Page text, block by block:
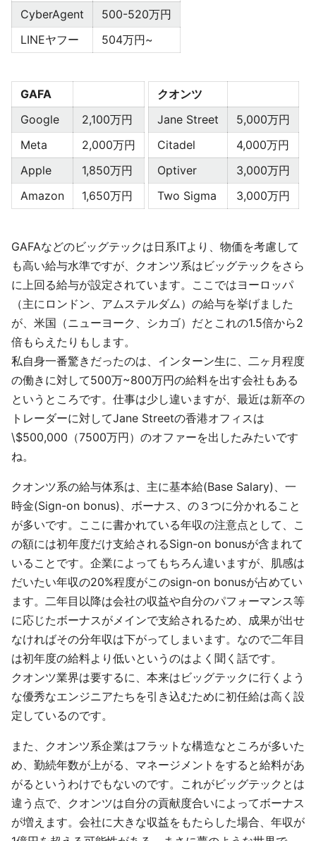
CyberAgent
500-520万円
LINEヤフー
504万円~
GAFA
Google
2,100万円
Meta
2,000万円
Apple
1,850万円
Amazon
1,650万円
クオンツ
Jane Street
5,000万円
Citadel
4,000万円
Optiver
3,000万円
Two Sigma
3,000万円
GAFAなどのビッグテックは日系ITより、物価を考慮して
も高い給与水準ですが、クオンツ系はビッグテックをさら
に上回る給与が設定されています。ここではヨーロッパ
（主にロンドン、アムステルダム）の給与を挙げました
が、米国（ニューヨーク、シカゴ）だとこれの1.5倍から2
倍もらえたりもします。
私自身一番驚きだったのは、インターン生に、二ヶ月程度
の働きに対して500万~800万円の給料を出す会社もある
というところです。仕事は少し違いますが、最近は新卒の
トレーダーに対してJane Streetの香港オフィスは
\$500,000（7500万円）のオファーを出したみたいです
ね。
クオンツ系の給与体系は、主に基本給(Base Salary)、一
時金(Sign-on bonus)、ボーナス、の３つに分かれること
が多いです。ここに書かれている年収の注意点として、こ
の額には初年度だけ支給されるSign-on bonusが含まれて
いることです。企業によってもちろん違いますが、肌感は
だいたい年収の20%程度がこのsign-on bonusが占めてい
ます。二年目以降は会社の収益や自分のパフォーマンス等
に応じたボーナスがメインで支給されるため、成果が出せ
なければその分年収は下がってしまいます。なので二年目
は初年度の給料より低いというのはよく聞く話です。
クオンツ業界は要するに、本来はビッグテックに行くよう
な優秀なエンジニアたちを引き込むために初任給は高く設
定しているのです。
また、クオンツ系企業はフラットな構造なところが多いた
め、勤続年数が上がる、マネージメントをすると給料があ
がるというわけでもないのです。これがビッグテックとは
違う点で、クオンツは自分の貢献度合いによってボーナス
が増えます。会社に大きな収益をもたらした場合、年収が